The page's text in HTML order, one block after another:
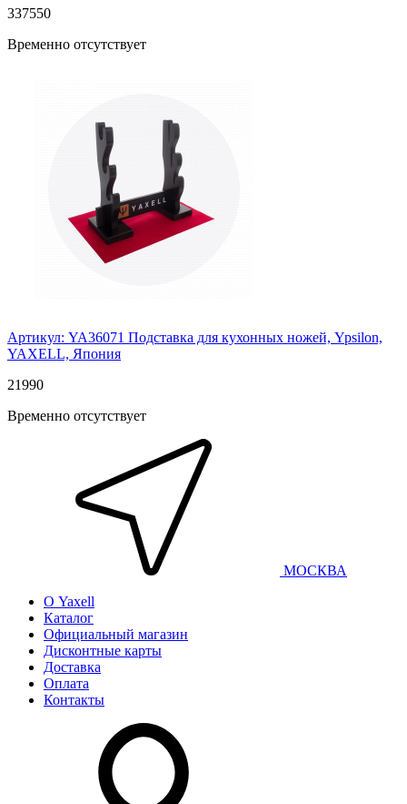
337550
Временно отсутствует
Артикул: YA36071 Подставка для кухонных ножей, Ypsilon,
YAXELL, Япония
21990
Временно отсутствует
МОСКВА
О Yaxell
Каталог
Официальный магазин
Дисконтные карты
Доставка
Оплата
Контакты